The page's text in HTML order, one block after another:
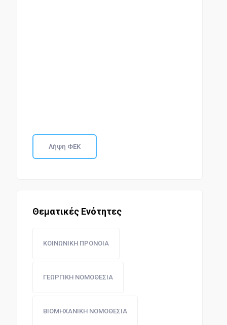
Λήψη ΦΕΚ
Θεματικές Ενότητες
ΚΟΙΝΩΝΙΚΗ ΠΡΟΝΟΙΑ
ΓΕΩΡΓΙΚΗ ΝΟΜΟΘΕΣΙΑ
ΒΙΟΜΗΧΑΝΙΚΗ ΝΟΜΟΘΕΣΙΑ